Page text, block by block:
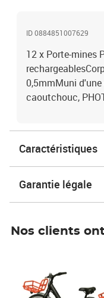
ID 0884851007629
12 x Porte-mines
0,5mmMuni
caoutchouc,
Caractéristiques
Garantie légale
Nos clients